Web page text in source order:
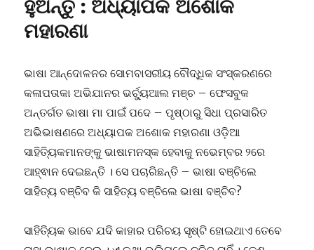
ସବୁ
ଶିକ୍ଷାନୀତି
ପ୍ରଫେସର
ପ୍ରକାଶ
ଚନ୍ଦ୍ର
ହୁଅନ୍ତୁ : ଅଧ୍ୟାପକ ଅଶୋକ
ମହାରଣା
ଭାଷା ଆନ୍ଦୋଳନର ସୋମବାସରୀୟ ବୌଦ୍ଧିକ ସଂସ୍କରଣରେ
କଳାପତାକା ଅଭିଯାନର ଭର୍ଚ୍ୟୁଆଲ ମଞ୍ଚ – ଫେସବୁକ
ଅନ୍ତର୍ଗତ ଭାଷା ମା ପାଇଁ ପଦେ – ପୃଷ୍ଠାରୁ ସିଧା ପ୍ରସାରିତ
ଅଭିଭାଷଣରେ ଅଧ୍ୟାପକ ଅଶୋକ ମହାରଣା ଓଡ଼ିଆ
ସାହିତ୍ୟିକମାନଙ୍କୁ ଭାଷାମନସ୍କ ହେବାକୁ ନଭେମ୍ବର ୨ରେ
ଆହ୍ଵାନ ଦେଇଛନ୍ତି । ସେ ପଚାରିଛନ୍ତି – ଭାଷା ବଞ୍ଚିଲେ
ସାହିତ୍ୟ ବଞ୍ଚିବ କି ସାହିତ୍ୟ ବଞ୍ଚିଲେ ଭାଷା ବଞ୍ଚିବ?
ସାହିତ୍ୟିକ ଭାବେ ଯଦି କାହାର ପରିଚୟ ସୃଷ୍ଟି ହୋଇଥାଏ ତେବେ